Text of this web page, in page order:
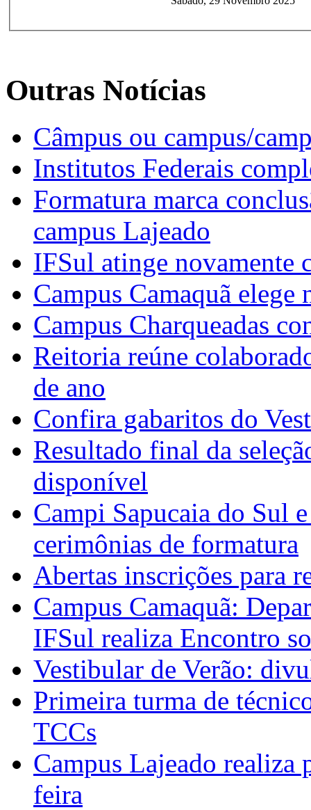
Outras Notícias
Câmpus ou campus/
Institutos Federais
Formatura marca
campus Lajeado
IFSul atinge novamente
Campus Camaquã
Campus Charqueadas
Reitoria reúne
de ano
Confira gabaritos do
Resultado final da
disponível
Campi Sapucaia do Sul
cerimônias de formatura
Abertas inscrições para
Campus Camaquã:
IFSul realiza Encontro
Vestibular de Verão:
Primeira turma de
TCCs
Campus Lajeado realiza
feira